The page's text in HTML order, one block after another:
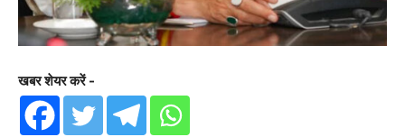
खबर शेयर करें -